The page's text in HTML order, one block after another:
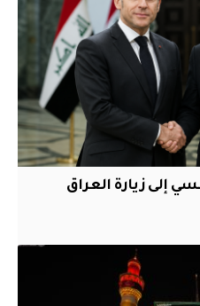
إلى زيارة العراق